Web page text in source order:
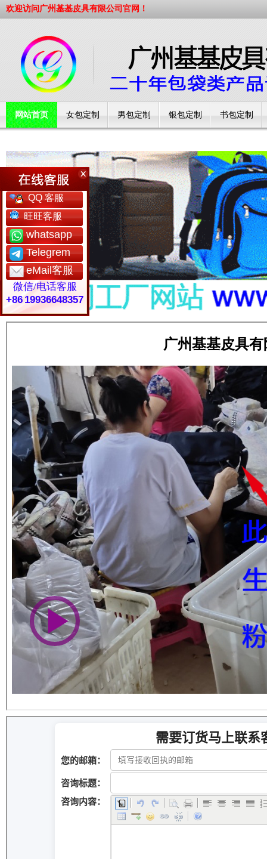
欢迎访问广州基基皮具有限公司官网！
网站首页 女包定制 男包定制 银包定制 书包定制
QQ 客服
旺旺客服
whatsapp
Telegrem
eMail客服
微信/电话客服
+86 19936648357